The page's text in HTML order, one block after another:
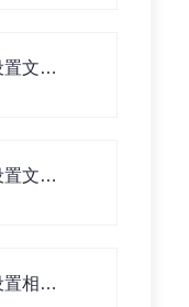
置文章
置文章
置相关